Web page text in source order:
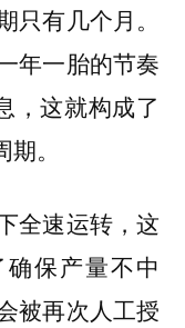
有几个月。
年一胎的节奏
，这就构成了
。
全速运转，这
保产量不中
被再次人工授